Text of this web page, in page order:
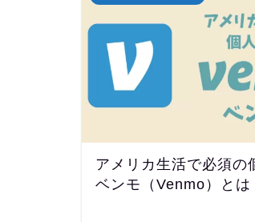
アメリカ生活で必須の
ベンモ（Venmo）とは